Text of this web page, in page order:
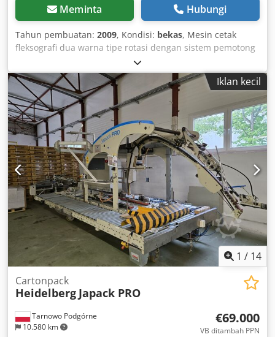
Meminta Hubungi
Tahun pembuatan: 2009, Kondisi: bekas, Mesin cetak
fleksografi dua warna tipe rotasi dengan sistem pemotong
dan penumpuk terintegrasi. SPESIFIKASI TEKNIS: Tahun
pembuatan: 2009 Nomor pabrik: 0904K02 Kecepatan
maksimum: 70 lembar/menit Kecepatan ekonomis: 50
lembar/menit Ukuran lembar maksimum: 3000 x 2000 mm
Ukuran lembar minimum: 600 x 350 mm Ukuran cetak
maksimum: 2900 x 1900 mm Ketebalan karton: 2-10 mm
Ketebalan pelat cetak: 4-7 mm Koreksi sumbu: ± 8 mm
Panjang alur maksimum: 350 mm Lebar alur: 7 mm Motor
utama: 7,5 KW Chodpfx Aajhbvq Hohea Daya total: 15 kW
Dimensi: 6000 mm x 3050 mm x 1900 mm Berat: 28.000 kg
DESKRIPSI: Harga termasuk biaya pemasangan, teknologi,
pelatihan, dan garansi awal.
Iklan kecil
1 / 14
Tarnowo Podgórne
10.580 km
Cartonpack
Heidelberg Japack PRO
€69.000
VB ditambah PPN